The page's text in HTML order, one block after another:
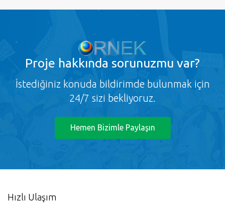
Proje hakkında sorunuzmu var?
İstediğiniz konuda bildirimde bulunmak için
24/7 sizi bekliyoruz.
Hemen Bizimle Paylaşın
Hızlı Ulaşım